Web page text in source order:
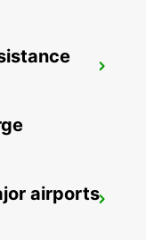
airports